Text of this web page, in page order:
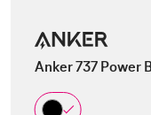
Anker 737 Power